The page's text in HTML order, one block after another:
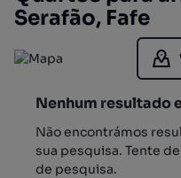
Serafão, Fafe
Nenhum resultado
Não encontrámos
sua pesquisa. Tente
de pesquisa.